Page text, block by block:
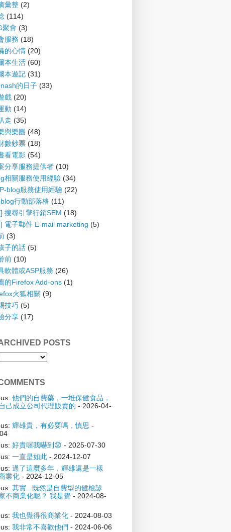
彙整 (2)
(114)
聚會 (3)
服務 (18)
的心情 (20)
本生活 (60)
本遊記 (31)
的日子 (33)
戲 (20)
動 (14)
走 (35)
與樂團 (48)
數鈔票 (18)
看電影 (54)
分享服務提供者 (10)
相關服務使用經驗 (34)
blog服務使用經驗 (22)
行動部落格 (11)
搜尋引擎行銷SEM (18)
電子郵件 E-mail marketing (5)
(3)
子的話 (5)
前 (10)
軟體或ASP服務 (26)
的Firefox Add-ons (1)
火狐相關 (9)
技巧 (5)
分享 (17)
POSTS
他們的自費藥，一堆保健食品，
己成立公司代理販賣的 - 2026-04-
輝雄貴，有必要嗎，慎思 -
好貴喔我嚇到😟 - 2025-07-30
一直是如此- 2024-12-07
過了這麼多年，輝雄還是一樣
業化- 2024-12-05
其實...既然是自費型的健檢診
不商業化呢？ 我是覺- 2024-08-
我也覺得很商業化- 2024-08-03
我非常不喜歡他們 - 2024-06-06